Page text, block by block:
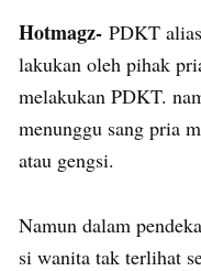
Hotmagz- PDKT
lakukan oleh pihak
melakukan PDKT.
menunggu sang pria
atau gengsi.
Namun dalam
si wanita tak terlihat